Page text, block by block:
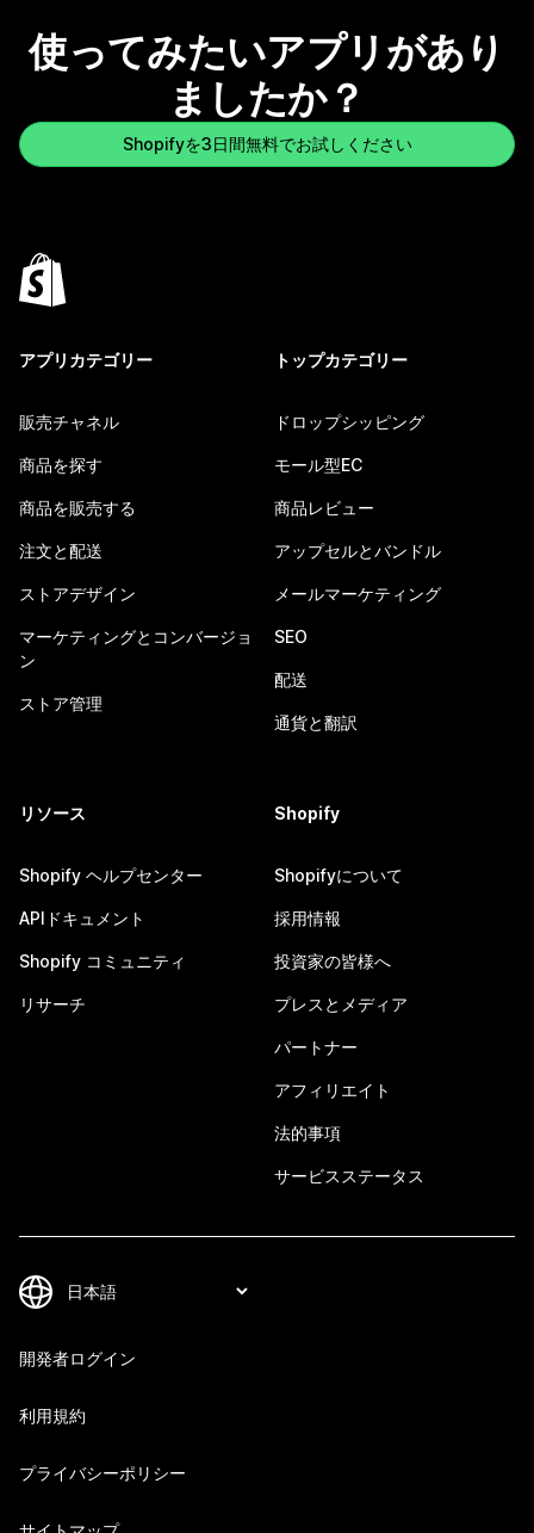
使ってみたいアプリがあり
ましたか？
Shopifyを3日間無料でお試しください
アプリカテゴリー
販売チャネル
商品を探す
商品を販売する
注文と配送
ストアデザイン
マーケティングとコンバージョ
ン
ストア管理
トップカテゴリー
ドロップシッピング
モール型EC
商品レビュー
アップセルとバンドル
メールマーケティング
SEO
配送
通貨と翻訳
リソース
Shopify ヘルプセンター
APIドキュメント
Shopify コミュニティ
リサーチ
Shopify
Shopifyについて
採用情報
投資家の皆様へ
プレスとメディア
パートナー
アフィリエイト
法的事項
サービスステータス
開発者ログイン
利用規約
プライバシーポリシー